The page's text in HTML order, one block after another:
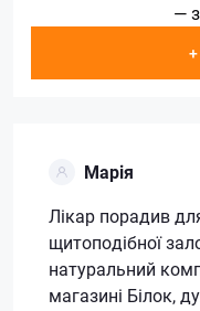
—
Марія
Лікар порадив
щитоподібної
натуральний
магазині Білок,